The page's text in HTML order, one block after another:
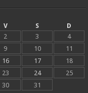
V S
D
2 3
4
9 10
11
16 17
18
23 24
25
30
31